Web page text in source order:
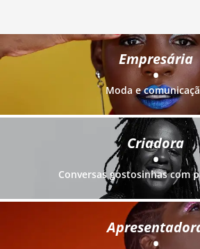
Empresária
•
Moda e
Criadora
•
Conversas gostosinhas com
•